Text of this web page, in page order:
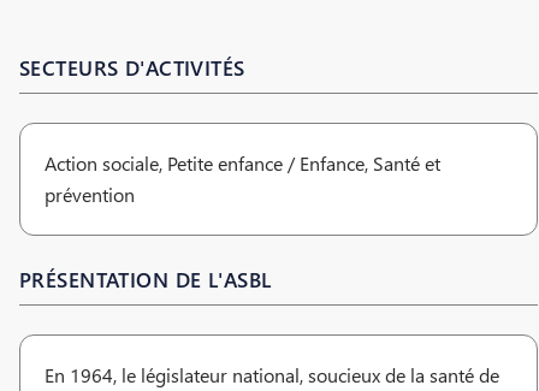
SECTEURS D'ACTIVITÉS
Action sociale, Petite enfance / Enfance, Santé et
prévention
PRÉSENTATION DE L'ASBL
En 1964, le législateur national, soucieux de la santé de